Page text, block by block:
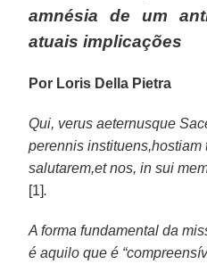
amnésia de um
atuais implicações
Por Loris Della Pietra
Qui, verus aeternusque
perennis instituens,hostiam
salutarem,et nos, in sui
[1].
A forma fundamental da
é aquilo que é